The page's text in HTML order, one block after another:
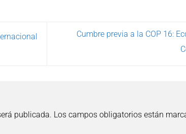
Cumbre previa a la COP 16:
publicada. Los campos obligatorios están